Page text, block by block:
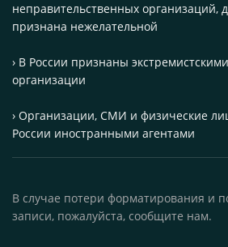
неправительственных организаций,
признана нежелательной
› В России признаны
организации
› Организации, СМИ и физические
России иностранными агентами
В случае потери форматирования и
записи, пожалуйста, сообщите нам.